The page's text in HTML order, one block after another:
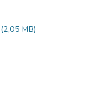
(2,05 MB)